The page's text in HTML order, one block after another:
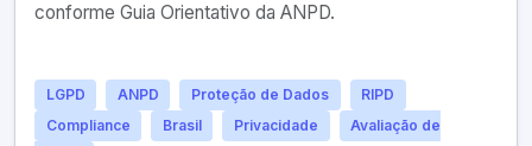
conforme Guia Orientativo da ANPD.
LGPD ANPD Proteção de Dados
RIPD
Compliance
Brasil Privacidade
Avaliação de